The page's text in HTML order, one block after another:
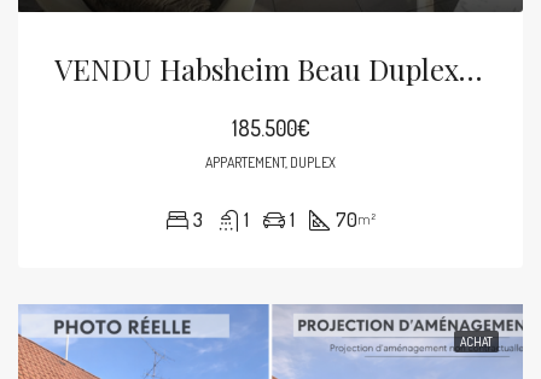
VENDU Habsheim Beau Duplex De 70m² Balcon, Cave Et Garage
185.500€
APPARTEMENT, DUPLEX
3 1 1 70m²
ACHAT